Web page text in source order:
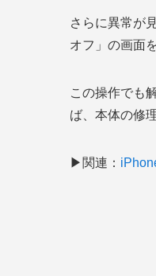
さらに異常が
オフ」の画面
この操作でも
ば、本体の修
▶関連：